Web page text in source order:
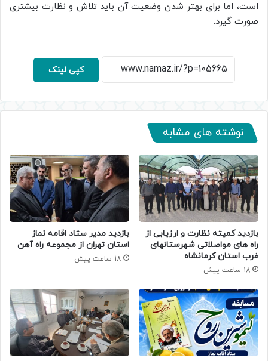
است، اما برای بهتر شدن وضعیت آن باید تلاش و نظارت بیشتری
صورت گیرد.
کپی لینک
نوشته های مشابه
بازدید کمیته نظارت و ارزیابی از
راه های مواصلاتی شهرستانهای
غرب استان کرمانشاه
18 ساعت پیش
بازدید مدیر ستاد اقامه نماز
استان تهران از مجموعه راه آهن
18 ساعت پیش